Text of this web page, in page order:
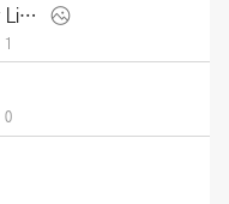
쉐보레 Corvette ZR1X Quail Silver Limited Edition (2026)
1
0